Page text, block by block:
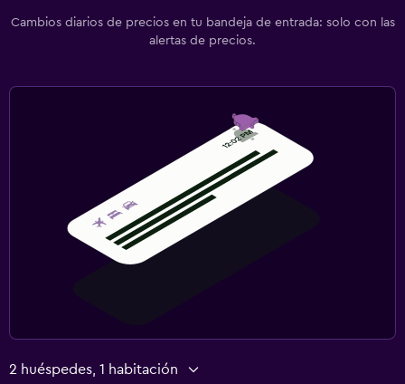
Cambios diarios de precios en tu bandeja de entrada: solo con las
alertas de precios.
2 huéspedes, 1 habitación